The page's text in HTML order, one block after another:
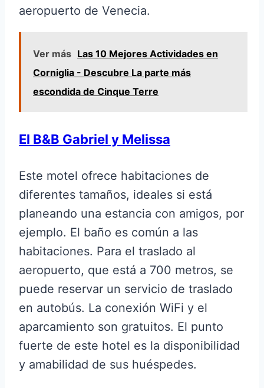
aeropuerto de Venecia.
Ver más Las 10 Mejores Actividades en
Corniglia - Descubre La parte más
escondida de Cinque Terre
El B&B Gabriel y Melissa
Este motel ofrece habitaciones de
diferentes tamaños, ideales si está
planeando una estancia con amigos, por
ejemplo. El baño es común a las
habitaciones. Para el traslado al
aeropuerto, que está a 700 metros, se
puede reservar un servicio de traslado
en autobús. La conexión WiFi y el
aparcamiento son gratuitos. El punto
fuerte de este hotel es la disponibilidad
y amabilidad de sus huéspedes.